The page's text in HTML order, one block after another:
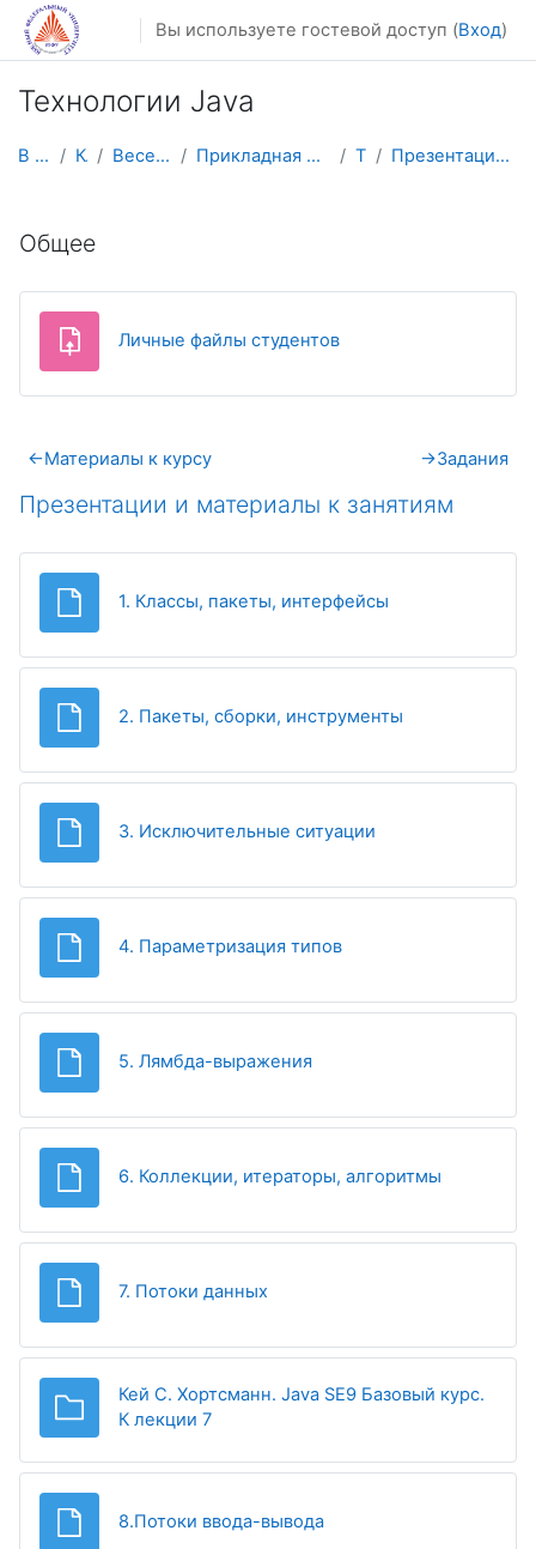
Перейти к основному содержанию
Вы используете гостевой доступ (Вход)
Технологии Java
В начало Курсы Весенний семестр Прикладная математика и информатика TJava Презентации и материалы к занятиям
Общее
Личные файлы студентовЗадание
←Материалы к курсу →Задания
Презентации и материалы к занятиям
1. Классы, пакеты, интерфейсы
2. Пакеты, сборки, инструменты
3. Исключительные ситуации
4. Параметризация типовФайл
5. Лямбда-выражения
6. Коллекции, итераторы, алгоритмы
7. Потоки данных
Кей С. Хортсманн. Java SE9 Базовый курс.
К лекции 7Папка
8.Потоки ввода-выводаФайл